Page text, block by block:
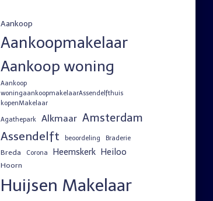
Aankoop
Aankoopmakelaar
Aankoop woning
Aankoop
woningaankoopmakelaarAssendelfthuis
kopenMakelaar
Agathepark Alkmaar Amsterdam
Assendelft beoordeling Braderie
Breda Corona Heemskerk Heiloo
Hoorn
Huijsen Makelaar